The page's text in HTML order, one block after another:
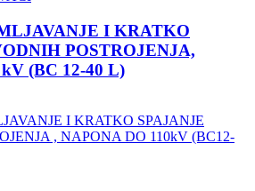
I KRATKO
POSTROJENJA,
(BC 12-40 L)